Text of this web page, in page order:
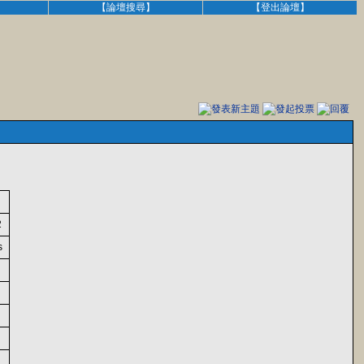
【論壇搜尋】 【登出論壇】